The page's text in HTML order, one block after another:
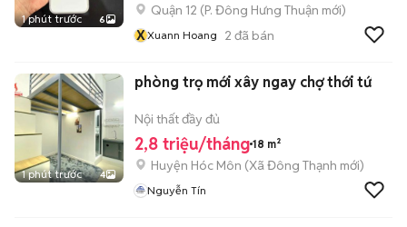
1 phút trước 6
Quận 12 (P. Đông Hưng Thuận mới)
XXuann Hoang 2 đã bán
1 phút trước 4
phòng trọ mới xây ngay chợ thới tứ
Nội thất đầy đủ
2,8 triệu/tháng 18 m²
Huyện Hóc Môn (Xã Đông Thạnh mới)
Nguyễn Tín